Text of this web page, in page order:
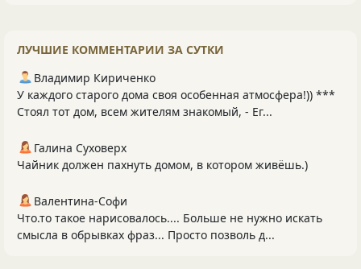
ЛУЧШИЕ КОММЕНТАРИИ ЗА СУТКИ
Владимир Кириченко
У каждого старого дома своя особенная атмосфера!)) ***
Стоял тот дом, всем жителям знакомый, - Ег...
Галина Суховерх
Чайник должен пахнуть домом, в котором живёшь.)
Валентина-Софи
Что.то такое нарисовалось.... Больше не нужно искать
смысла в обрывках фраз... Просто позволь д...